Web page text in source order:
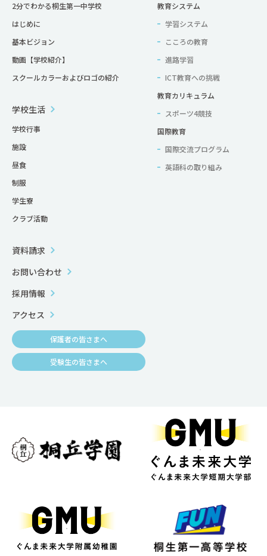
2分でわかる桐生第一中学校
はじめに
基本ビジョン
動画【学校紹介】
スクールカラーおよびロゴの紹介
教育システム
学習システム
こころの教育
進路学習
ICT教育への挑戦
教育カリキュラム
スポーツ4競技
国際教育
国際交流プログラム
英語科の取り組み
学校生活
学校行事
施設
昼食
制服
学生寮
クラブ活動
資料請求
お問い合わせ
採用情報
アクセス
保護者の皆さまへ
受験生の皆さまへ